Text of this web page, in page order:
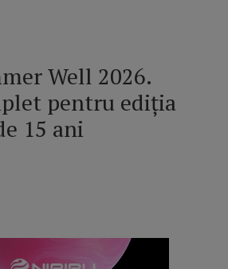
Well 2026.
pentru ediția
15 ani